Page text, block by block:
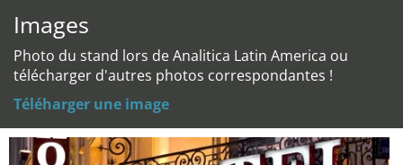
Images
Photo du stand lors de Analitica Latin America ou
télécharger d'autres photos correspondantes !
Téléharger une image